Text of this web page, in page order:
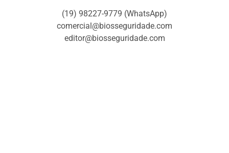
(19) 98227-9779 (WhatsApp)
comercial@biosseguridade.com
editor@biosseguridade.com